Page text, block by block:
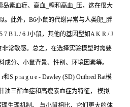
岛素血症、高血_糖和高血_压，这在很大
。此外，B6小鼠的代谢异常与人类肥_胖
7 B L / 6 J小鼠，其他的基因型如A K R / J
常敏感。总之，在选择实验模型时需要
成分、小鼠背景、性别、环境因素等。
S p ra g u e - Dawley (SD) Outbred Rat模
油三酯血症和高瘦素血症为特征， 模拟
生理机制。 与小鼠相比，它们更大的体